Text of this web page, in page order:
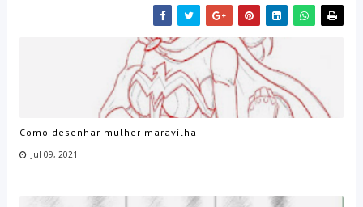
Como desenhar mulher maravilha
Jul 09, 2021